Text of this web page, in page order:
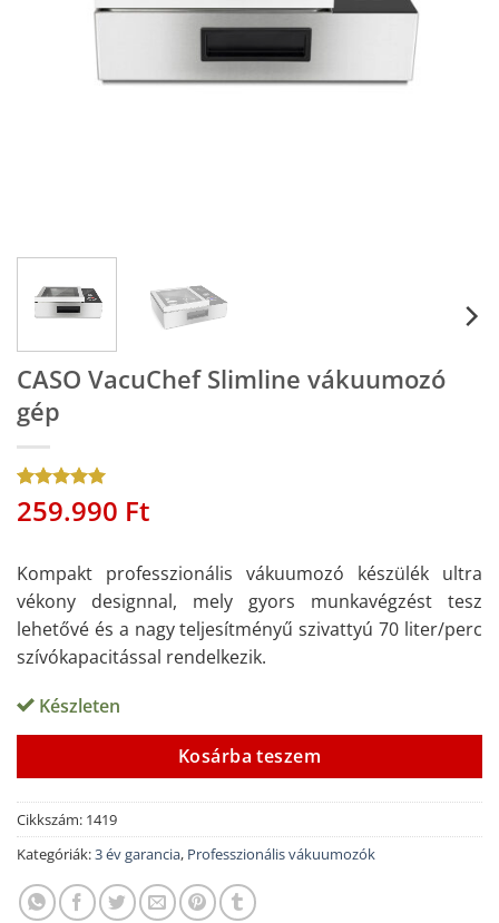
CASO VacuChef Slimline vákuumozó
gép
Értékelés5
az 5-ből,
3
259.990 Ft
Kompakt professzionális vákuumozó készülék ultra
vékony designnal, mely gyors munkavégzést tesz
lehetővé és a nagy teljesítményű szivattyú 70 liter/perc
szívókapacitással rendelkezik.
Készleten
Kosárba teszem
Cikkszám: 1419
Kategóriák:3 év garancia, Professzionális vákuumozók